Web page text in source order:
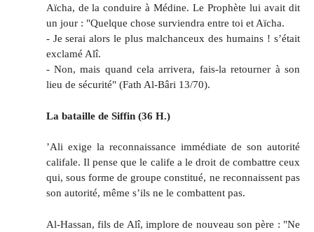
Aïcha, de la conduire à Médine. Le Prophète lui avait dit
un jour : "Quelque chose surviendra entre toi et Aïcha.
- Je serai alors le plus malchanceux des humains ! s’était
exclamé Alî.
- Non, mais quand cela arrivera, fais-la retourner à son
lieu de sécurité" (Fath Al-Bâri 13/70).
La bataille de Siffin (36 H.)
’Ali exige la reconnaissance immédiate de son autorité
califale. Il pense que le calife a le droit de combattre ceux
qui, sous forme de groupe constitué, ne reconnaissent pas
son autorité, même s’ils ne le combattent pas.
Al-Hassan, fils de Alî, implore de nouveau son père : "Ne